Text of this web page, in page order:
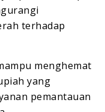
terhadap
menghemat
yang
pemantauan